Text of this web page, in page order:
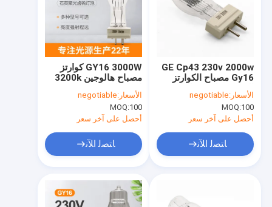
GY16 3000W كوارتز
مصباح هالوجين 3200k
لمبات كشاف بحرية مع
المبرد
الأسعار:negotiable
MOQ:100
أحصل على آخر سعر
ﺎﺘﺼﻟ ﺍﻶﻧ
GE Cp43 230v 2000w
Gy16 مصباح الكوارتز
التنغستن لمبات الهالوجين
الخفيفة
الأسعار:negotiable
MOQ:100
أحصل على آخر سعر
ﺎﺘﺼﻟ ﺍﻶﻧ